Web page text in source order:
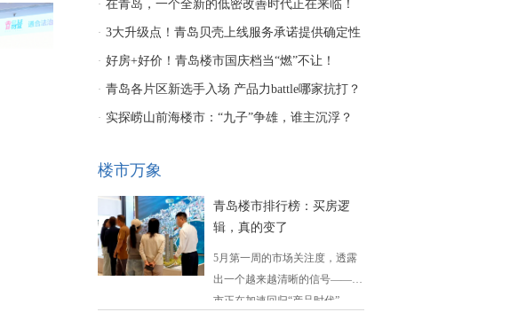
· 在青岛，一个全新的低密改善时代正在来临！
· 3大升级点！青岛贝壳上线服务承诺提供确定性
保障
· 好房+好价！青岛楼市国庆档当“燃”不让！
· 青岛各片区新选手入场 产品力battle哪家抗打？
· 实探崂山前海楼市：“九子”争雄，谁主沉浮？
楼市万象
青岛楼市排行榜：买房逻
辑，真的变了
5月第一周的市场关注度，透露
出一个越来越清晰的信号——楼
市正在加速回归“产品时代”。